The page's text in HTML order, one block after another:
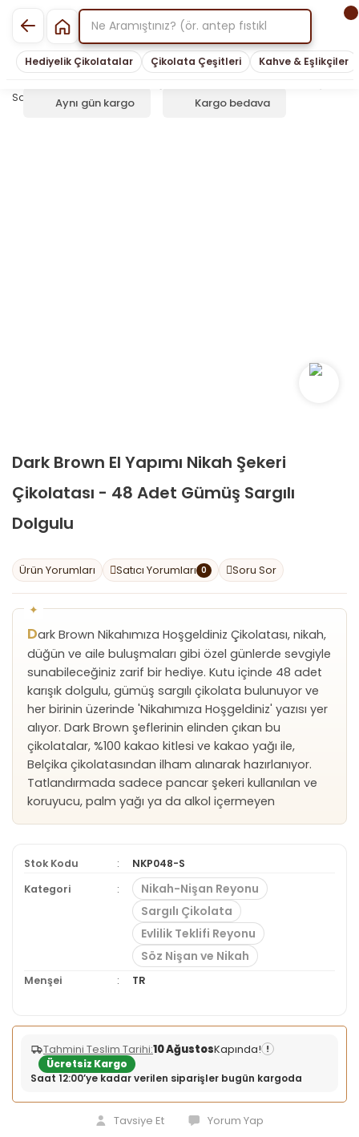
Hediyelik Çikolatalar Çikolata Çeşitleri Kahve & Eşlikçiler
Aynı gün kargo Kargo bedava
Dark Brown El Yapımı Nikah Şekeri
Çikolatası - 48 Adet Gümüş Sargılı
Dolgulu
Ürün Yorumları Satıcı Yorumları 0 Soru Sor
Dark Brown Nikahımıza Hoşgeldiniz Çikolatası, nikah,
düğün ve aile buluşmaları gibi özel günlerde sevgiyle
sunabileceğiniz zarif bir hediye. Kutu içinde 48 adet
karışık dolgulu, gümüş sargılı çikolata bulunuyor ve
her birinin üzerinde 'Nikahımıza Hoşgeldiniz' yazısı yer
alıyor. Dark Brown şeflerinin elinden çıkan bu
çikolatalar, %100 kakao kitlesi ve kakao yağı ile,
Belçika çikolatasından ilham alınarak hazırlanıyor.
Tatlandırmada sadece pancar şekeri kullanılan ve
koruyucu, palm yağı ya da alkol içermeyen
Stok Kodu
NKP048-S
Kategori
Nikah-Nişan Reyonu
Sargılı Çikolata
Evlilik Teklifi Reyonu
Söz Nişan ve Nikah
Menşei TR
Tahmini Teslim Tarihi:10 AğustosKapında! !
Ücretsiz Kargo
Saat 12:00’ye kadar verilen siparişler bugün kargoda
Tavsiye Et Yorum Yap